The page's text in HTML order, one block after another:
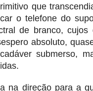
que
o telefone do
de branco, cujos
absoluto,
submerso,
na direção para a